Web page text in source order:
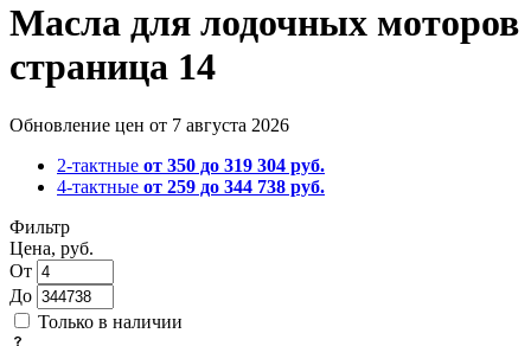
Масла для лодочных моторов
страница 14
Обновление цен от 7 августа 2026
2-тактные от 350 до 319 304 руб.
4-тактные от 259 до 344 738 руб.
Фильтр
Цена, руб.
От
До
Только в наличии